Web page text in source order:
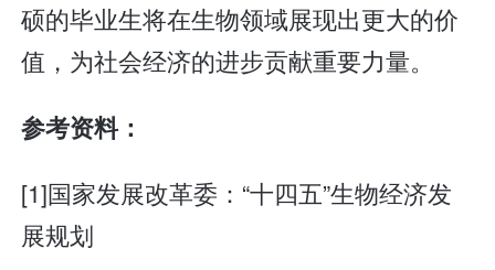
硕的毕业生将在生物领域展现出更大的价
值，为社会经济的进步贡献重要力量。
参考资料：
[1]国家发展改革委：“十四五”生物经济发
展规划